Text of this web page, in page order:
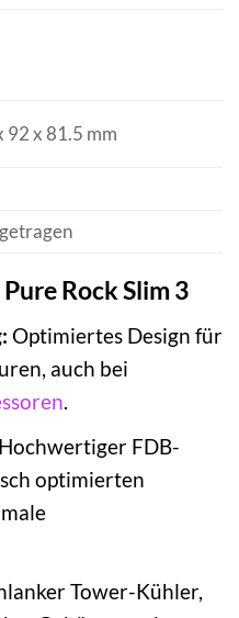
92 x 81.5 mm
Rock Slim 3
Optimiertes Design für
auch bei
.
Hochwertiger FDB-
optimierten
Tower-Kühler,